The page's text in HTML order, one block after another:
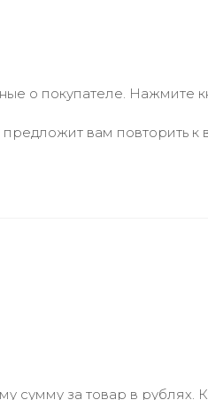
о покупателе. Нажмите
вам повторить к
за товар в рублях.